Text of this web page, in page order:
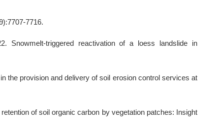
7716.
Snowmelt-triggered reactivation of a loess landslide in
the provision and delivery of soil erosion control services at
of soil organic carbon by vegetation patches: Insight